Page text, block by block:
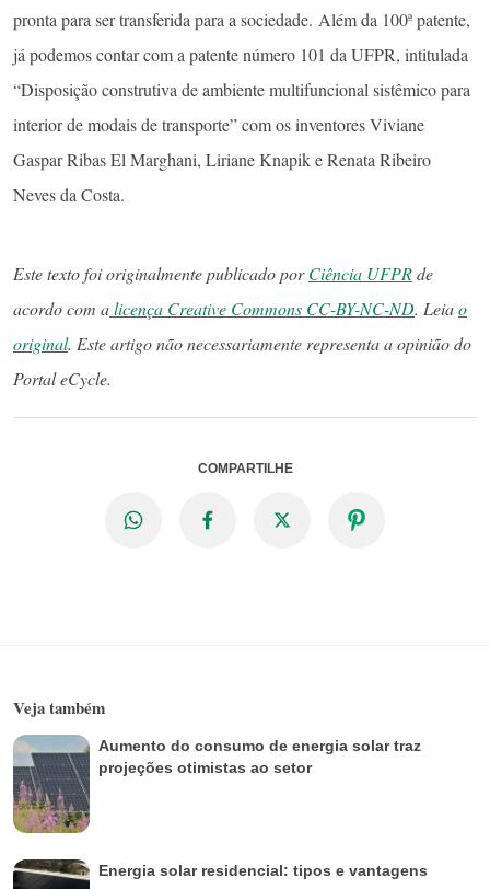
pronta para ser transferida para a sociedade. Além da 100ª patente,
já podemos contar com a patente número 101 da UFPR, intitulada
“Disposição construtiva de ambiente multifuncional sistêmico para
interior de modais de transporte” com os inventores Viviane
Gaspar Ribas El Marghani, Liriane Knapik e Renata Ribeiro
Neves da Costa.
Este texto foi originalmente publicado porCiência UFPRde
acordo com alicença Creative Commons CC-BY-NC-ND. Leiao
original. Este artigo não necessariamente representa a opinião do
Portal eCycle.
COMPARTILHE
Veja também
Aumento do consumo de energia solar traz
projeções otimistas ao setor
Energia solar residencial: tipos e vantagens